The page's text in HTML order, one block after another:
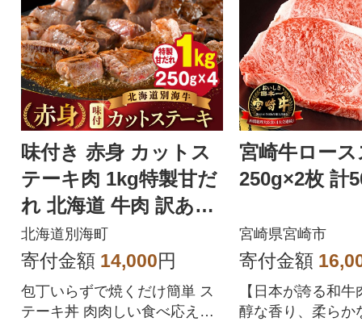
味付き 赤身 カットス
テーキ肉 1kg特製甘だ
れ 北海道 牛肉 訳あり
サイコロ 別海町 ふる
さと納税
北海道別海町
寄付金額 14,000円
包丁いらずで焼くだけ簡単 ス
テーキ丼 肉肉しい食べ応えが
宮崎牛ロー
250g×2枚 計
宮崎県宮崎市
寄付金額
【日本が誇る和
醇な香り、柔らか